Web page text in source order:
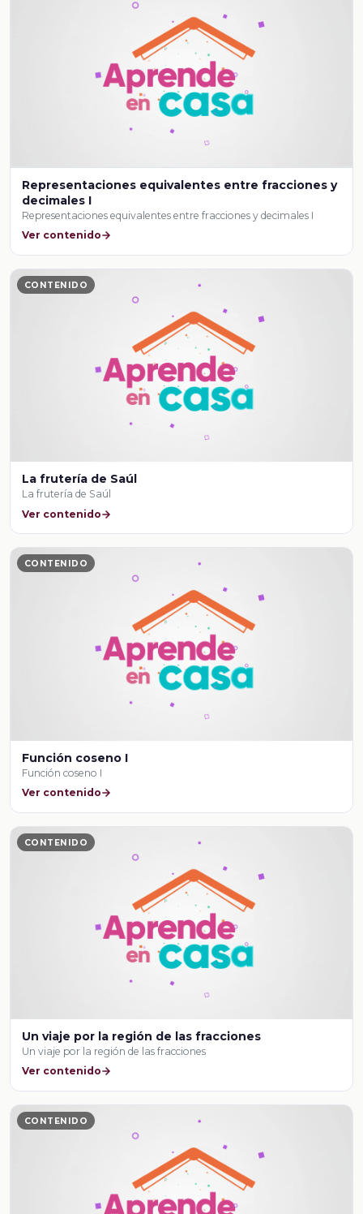
Representaciones equivalentes entre fracciones y
decimales I
Representaciones equivalentes entre fracciones y decimales I
Ver contenido
CONTENIDO
La frutería de Saúl
La frutería de Saúl
Ver contenido
CONTENIDO
Función coseno I
Función coseno I
Ver contenido
CONTENIDO
Un viaje por la región de las fracciones
Un viaje por la región de las fracciones
Ver contenido
CONTENIDO